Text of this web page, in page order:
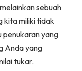
sebuah
kita miliki tidak
penukaran yang
Anda yang
tukar.